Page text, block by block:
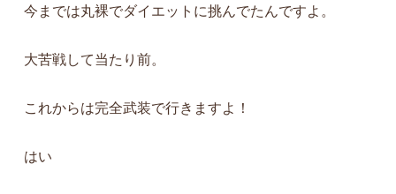
今までは丸裸でダイエットに挑んでたんですよ。
大苦戦して当たり前。
これからは完全武装で行きますよ！
はい